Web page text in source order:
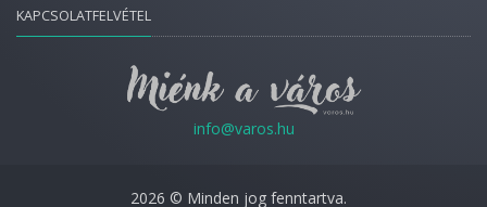
KAPCSOLATFELVÉTEL
info@varos.hu
2026 © Minden jog fenntartva.